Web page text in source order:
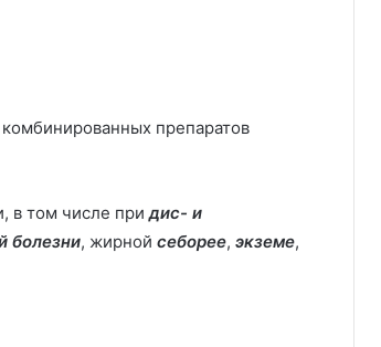
препаратов
в том числе придис- и
болезни, жирной себорее, экземе,